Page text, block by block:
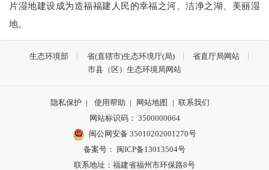
片湿地建设成为造福福建人民的幸福之河、洁净之湖、美丽湿
地。
生态环境部 省(直辖市)生态环境厅(局)
省直厅局网站
市县（区）生态环境局网站
隐私保护 | 使用帮助 | 网站地图 | 联系我们
网站标识码： 3500000064
闽公网安备 35010202001270号
备案号： 闽ICP备13013504号
联系地址：福建省福州市环保路8号